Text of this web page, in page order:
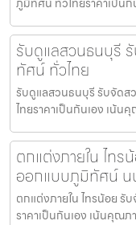
รับดูแลสวนธนบุรี
ทัศน์ ทั่วไทย
รับดูแลสวนธนบุรี รับจัด
ไทยราคาเป็นกันเอง เน้
ตกแต่งภายใน ไท
ออกแบบภูมิทัศน์
ตกแต่งภายใน ไทรน้อย
ราคาเป็นกันเอง เน้นคุณ